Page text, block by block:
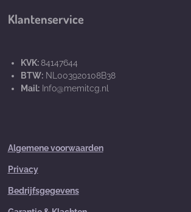
Klantenservice
KVK:84147644
BTW: NL003920108B38
Mail:Info@memitcg.nl
Algemene voorwaarden
Privacy
Bedrijfsgegevens